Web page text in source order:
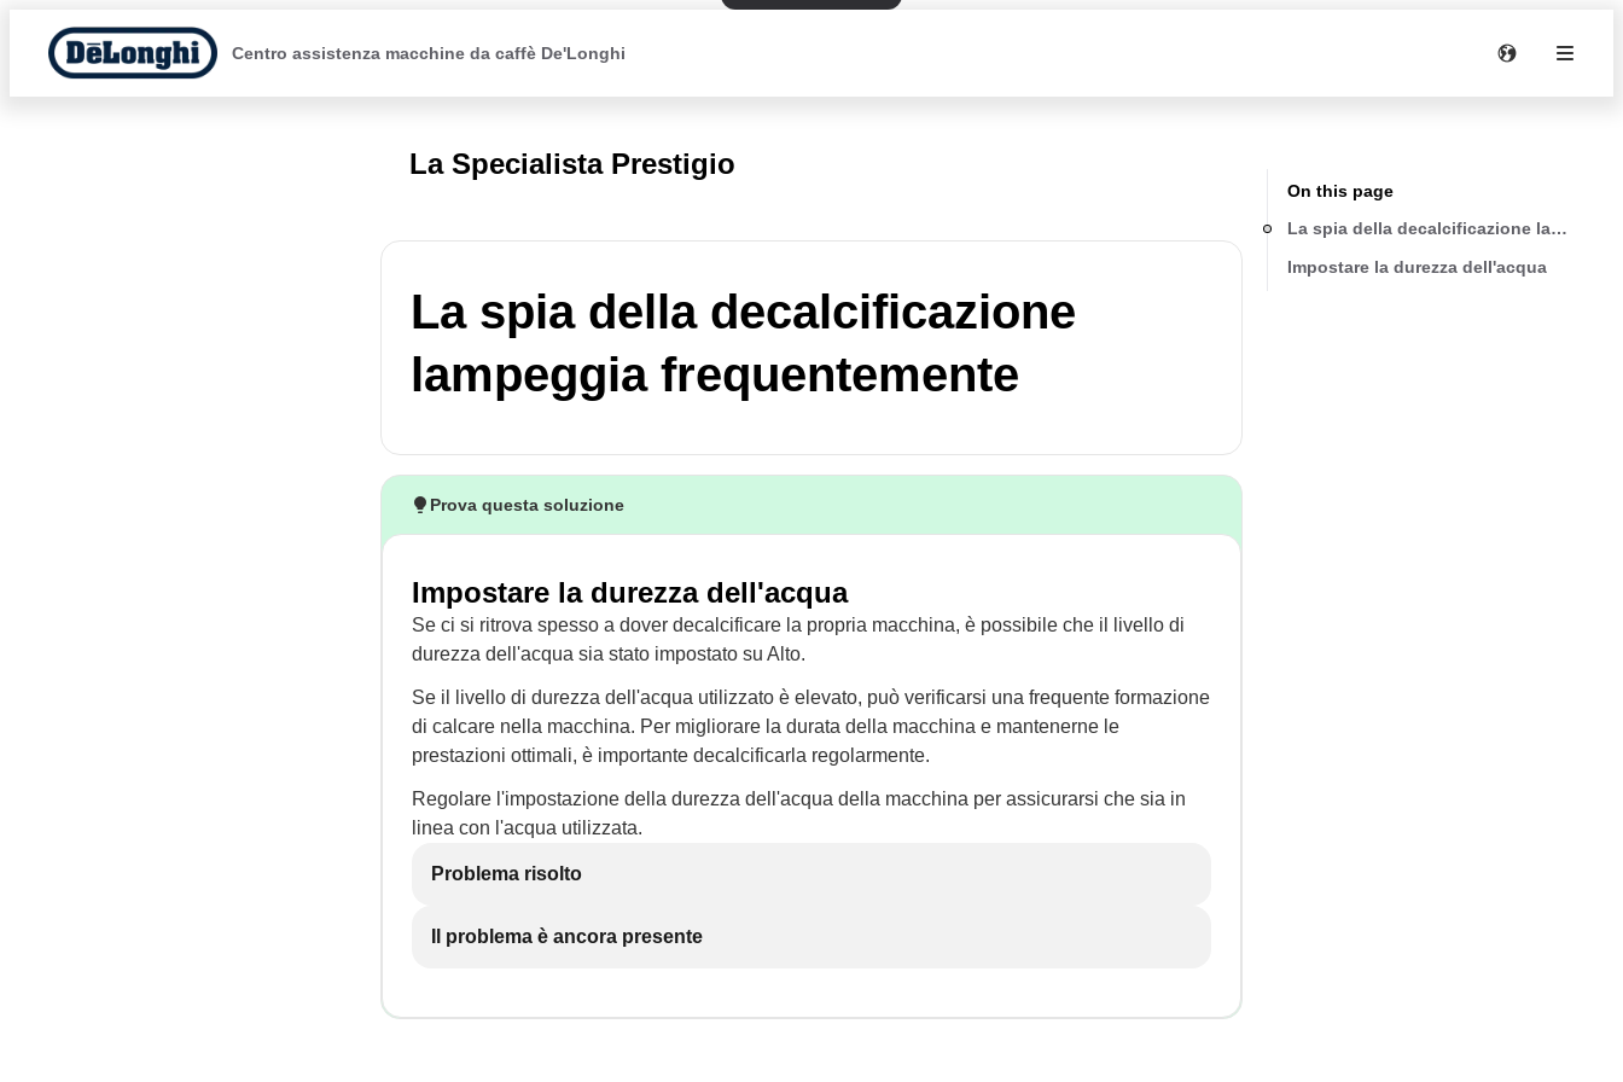
Centro assistenza macchine da caffè De'Longhi
La Specialista Prestigio
La spia della decalcificazione
lampeggia frequentemente
Prova questa soluzione
Impostare la durezza dell'acqua
Se ci si ritrova spesso a dover decalcificare la propria macchina, è possibile che il livello di
durezza dell'acqua sia stato impostato su Alto.
Se il livello di durezza dell'acqua utilizzato è elevato, può verificarsi una frequente formazione
di calcare nella macchina. Per migliorare la durata della macchina e mantenerne le
prestazioni ottimali, è importante decalcificarla regolarmente.
Regolare l'impostazione della durezza dell'acqua della macchina per assicurarsi che sia in
linea con l'acqua utilizzata.
Problema risolto
Il problema è ancora presente
On this page
La spia della decalcificazione
Impostare la durezza dell'acqua